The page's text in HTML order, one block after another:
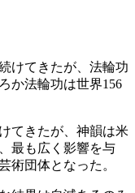
けてきたが、法輪功
か法輪功は世界156
てきたが、神韻は米
最も広く影響を与
術団体となった。